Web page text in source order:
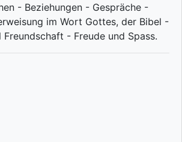
- Beziehungen - Gespräche -
im Wort Gottes, der Bibel -
Freundschaft - Freude und Spass.